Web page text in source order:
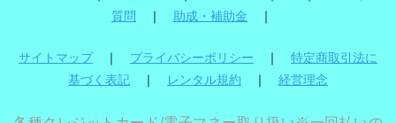
質問
｜ 助成・補助金 ｜
サイトマップ｜ プライバシーポリシー ｜ 特定商取引法に
基づく表記 ｜ レンタル規約 ｜ 経営理念